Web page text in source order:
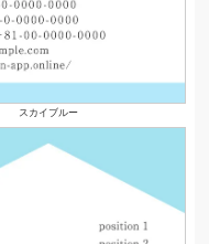
スカイブルー